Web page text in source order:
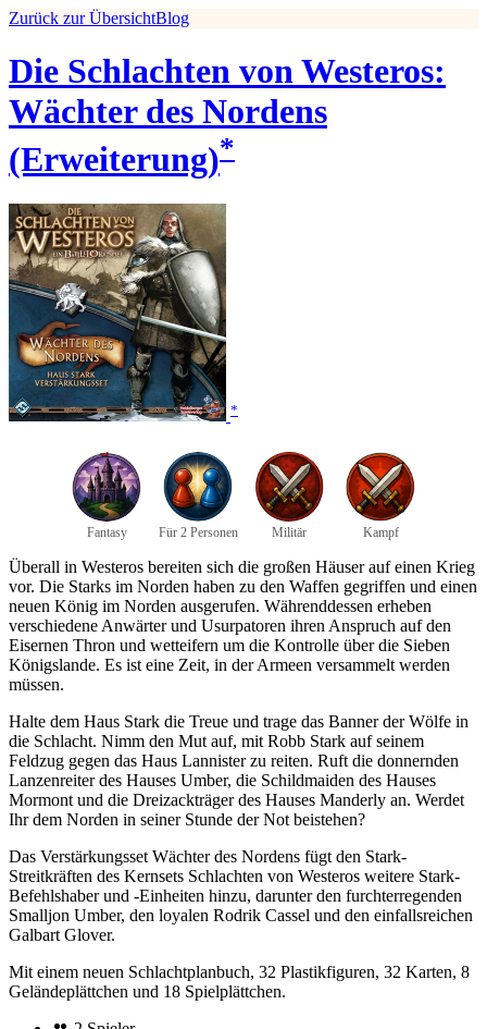
Zurück zur ÜbersichtBlog
Die Schlachten von Westeros:
Wächter des Nordens
(Erweiterung)*
*
Fantasy Für 2 Personen Militär Kampf
Überall in Westeros bereiten sich die großen Häuser auf einen Krieg
vor. Die Starks im Norden haben zu den Waffen gegriffen und einen
neuen König im Norden ausgerufen. Währenddessen erheben
verschiedene Anwärter und Usurpatoren ihren Anspruch auf den
Eisernen Thron und wetteifern um die Kontrolle über die Sieben
Königslande. Es ist eine Zeit, in der Armeen versammelt werden
müssen.
Halte dem Haus Stark die Treue und trage das Banner der Wölfe in
die Schlacht. Nimm den Mut auf, mit Robb Stark auf seinem
Feldzug gegen das Haus Lannister zu reiten. Ruft die donnernden
Lanzenreiter des Hauses Umber, die Schildmaiden des Hauses
Mormont und die Dreizackträger des Hauses Manderly an. Werdet
Ihr dem Norden in seiner Stunde der Not beistehen?
Das Verstärkungsset Wächter des Nordens fügt den Stark-
Streitkräften des Kernsets Schlachten von Westeros weitere Stark-
Befehlshaber und -Einheiten hinzu, darunter den furchterregenden
Smalljon Umber, den loyalen Rodrik Cassel und den einfallsreichen
Galbart Glover.
Mit einem neuen Schlachtplanbuch, 32 Plastikfiguren, 32 Karten, 8
Geländeplättchen und 18 Spielplättchen.